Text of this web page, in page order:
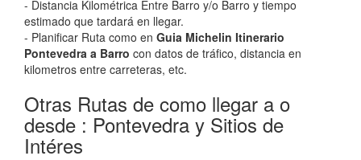
- Distancia Kilométrica Entre Barro y/o Barro y tiempo
estimado que tardará en llegar.
- Planificar Ruta como en Guia Michelin Itinerario
Pontevedra a Barro con datos de tráfico, distancia en
kilometros entre carreteras, etc.
Otras Rutas de como llegar a o
desde : Pontevedra y Sitios de
Intéres